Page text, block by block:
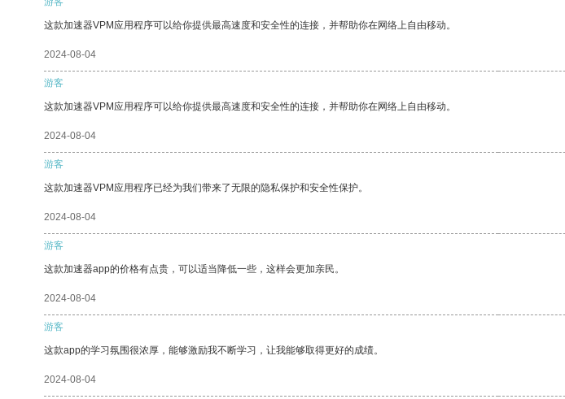
这款加速器VPM应用程序可以给你提供最高速度和安全性的连接，并帮助你在网络上自由移动。
2024-08-04
游客
这款加速器VPM应用程序可以给你提供最高速度和安全性的连接，并帮助你在网络上自由移动。
2024-08-04
游客
这款加速器VPM应用程序已经为我们带来了无限的隐私保护和安全性保护。
2024-08-04
游客
这款加速器app的价格有点贵，可以适当降低一些，这样会更加亲民。
2024-08-04
游客
这款app的学习氛围很浓厚，能够激励我不断学习，让我能够取得更好的成绩。
2024-08-04